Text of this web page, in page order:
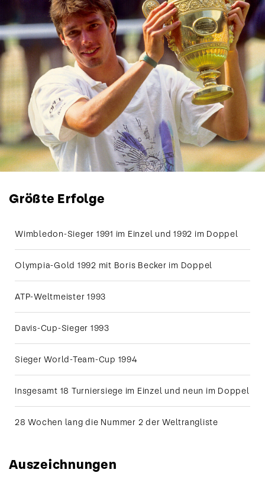
Größte Erfolge
Wimbledon-Sieger 1991 im Einzel und 1992 im Doppel
Olympia-Gold 1992 mit Boris Becker im Doppel
ATP-Weltmeister 1993
Davis-Cup-Sieger 1993
Sieger World-Team-Cup 1994
Insgesamt 18 Turniersiege im Einzel und neun im Doppel
28 Wochen lang die Nummer 2 der Weltrangliste
Auszeichnungen